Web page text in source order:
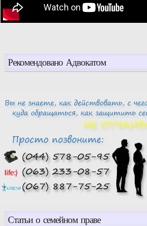
Рекомендовано Адвокатом
Статьи о семейном праве